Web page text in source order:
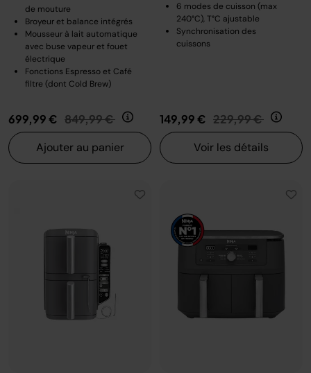
de mouture
Broyeur et balance intégrés
Mousseur à lait automatique
avec buse vapeur et fouet
électrique
Fonctions Espresso et Café
filtre (dont Cold Brew)
699,99 € Prix réduit de
849,99 € au
Ajouter au panier
6 modes de cuisson (max
240°C), T°C ajustable
Synchronisation des
cuissons
149,99 € Prix réduit de
229,99 € au
Voir les détails